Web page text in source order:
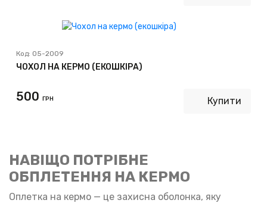
Код: 05-2009
ЧОХОЛ НА КЕРМО (ЕКОШКІРА)
500 ГРН Купити
НАВІЩО ПОТРІБНЕ
ОБПЛЕТЕННЯ НА КЕРМО
Оплетка на кермо — це захисна оболонка, яку